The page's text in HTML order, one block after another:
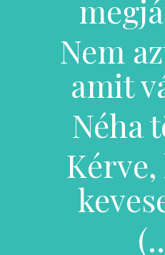
Nem
amit
Néha